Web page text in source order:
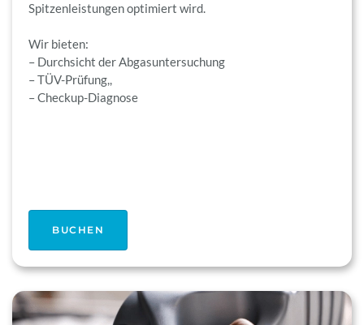
Spitzenleistungen optimiert wird.
Wir bieten:
– Durchsicht der Abgasuntersuchung
– TÜV-Prüfung,,
– Checkup-Diagnose
BUCHEN